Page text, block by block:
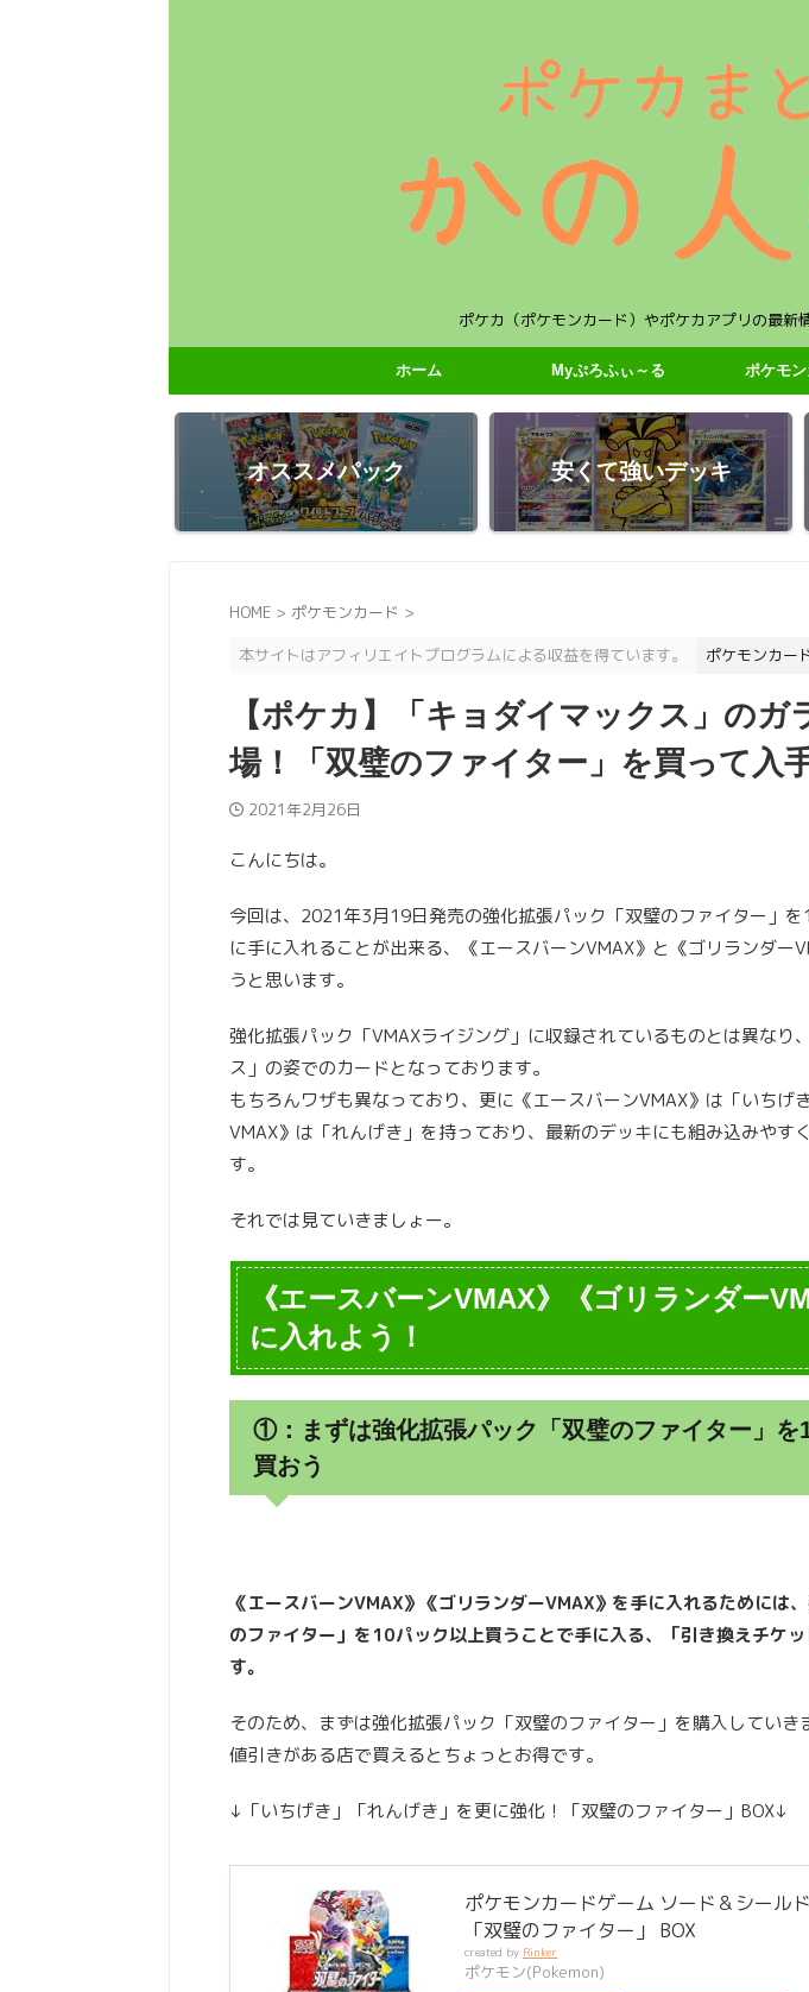
ポケカ（ポケモンカード）やポケカアプリの最新
ホーム Myぷろふぃ～る ポケモ
オススメパック 安くて強いデッキ
HOME > ポケモンカード >
本サイトはアフィリエイトプログラムによる収益を得ています。
ポケモンカー
【ポケカ】「キョダイマックス」のガ
場！「双璧のファイター」を買って入
2021年2月26日
こんにちは。
今回は、2021年3月19日発売の強化拡張パック「双璧のファイター」を
に手に入れることが出来る、《エースバーンVMAX》と《ゴリランダー
うと思います。
強化拡張パック「VMAXライジング」に収録されているものとは異なり
ス」の姿でのカードとなっております。
もちろんワザも異なっており、更に《エースバーンVMAX》は「いちげ
VMAX》は「れんげき」を持っており、最新のデッキにも組み込みやす
す。
それでは見ていきましょー。
《エースバーンVMAX》《ゴリランダー
に入れよう！
①：まずは強化拡張パック「双璧のファイター」を
買おう
《エースバーンVMAX》《ゴリランダーVMAX》を手に入れるためには
のファイター」を10パック以上買うことで手に入る、「引き換えチケ
す。
そのため、まずは強化拡張パック「双璧のファイター」を購入していき
値引きがある店で買えるとちょっとお得です。
↓「いちげき」「れんげき」を更に強化！「双璧のファイター」BOX↓
ポケモンカードゲーム ソード＆シール
「双璧のファイター」 BOX
created by Rinker
ポケモン(Pokemon)